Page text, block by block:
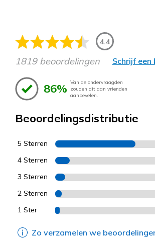
4.4
1819 beoordelingen Schrijf een
86% Van de ondervraagden
zouden dit aan vrienden
aanbevelen.
Beoordelingsdistributie
5 Sterren
4 Sterren
3 Sterren
2 Sterren
1 Ster
Zo verzamelen we